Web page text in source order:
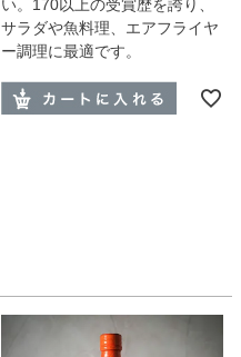
い。170以上の受賞歴を誇り、
サラダや魚料理、エアフライヤ
ー調理に最適です。